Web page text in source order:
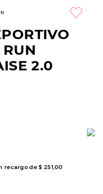
RUN
2.0
recargo de$ 251,00
.
skechers slip-ins
championes
botas dama